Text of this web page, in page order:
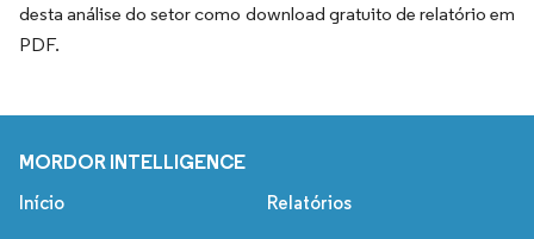
desta análise do setor como download gratuito de relatório em
PDF.
MORDOR INTELLIGENCE
Início Relatórios